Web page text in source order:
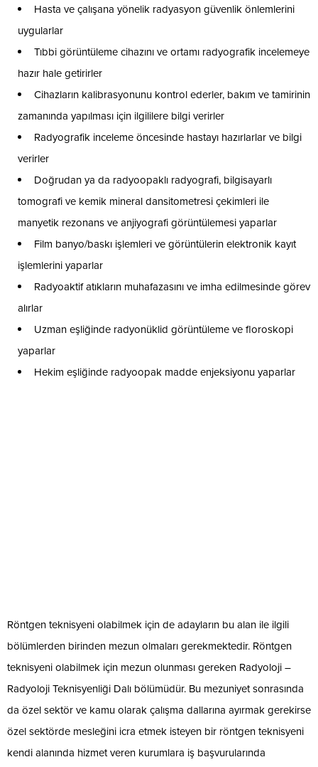
Hasta ve çalışana yönelik radyasyon güvenlik önlemlerini
uygularlar
Tıbbi görüntüleme cihazını ve ortamı radyografik incelemeye
hazır hale getirirler
Cihazların kalibrasyonunu kontrol ederler, bakım ve tamirinin
zamanında yapılması için ilgililere bilgi verirler
Radyografik inceleme öncesinde hastayı hazırlarlar ve bilgi
verirler
Doğrudan ya da radyoopaklı radyografi, bilgisayarlı
tomografi ve kemik mineral dansitometresi çekimleri ile
manyetik rezonans ve anjiyografi görüntülemesi yaparlar
Film banyo/baskı işlemleri ve görüntülerin elektronik kayıt
işlemlerini yaparlar
Radyoaktif atıkların muhafazasını ve imha edilmesinde görev
alırlar
Uzman eşliğinde radyonüklid görüntüleme ve floroskopi
yaparlar
Hekim eşliğinde radyoopak madde enjeksiyonu yaparlar
Röntgen teknisyeni olabilmek için de adayların bu alan ile ilgili
bölümlerden birinden mezun olmaları gerekmektedir. Röntgen
teknisyeni olabilmek için mezun olunması gereken Radyoloji –
Radyoloji Teknisyenliği Dalı bölümüdür. Bu mezuniyet sonrasında
da özel sektör ve kamu olarak çalışma dallarına ayırmak gerekirse
özel sektörde mesleğini icra etmek isteyen bir röntgen teknisyeni
kendi alanında hizmet veren kurumlara iş başvurularında